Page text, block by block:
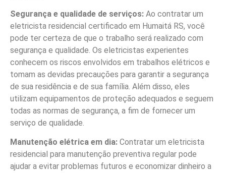
Segurança e qualidade de serviços: Ao contratar um
eletricista residencial certificado em Humaitá RS, você
pode ter certeza de que o trabalho será realizado com
segurança e qualidade. Os eletricistas experientes
conhecem os riscos envolvidos em trabalhos elétricos e
tomam as devidas precauções para garantir a segurança
de sua residência e de sua família. Além disso, eles
utilizam equipamentos de proteção adequados e seguem
todas as normas de segurança, a fim de fornecer um
serviço de qualidade.
Manutenção elétrica em dia: Contratar um eletricista
residencial para manutenção preventiva regular pode
ajudar a evitar problemas futuros e economizar dinheiro a